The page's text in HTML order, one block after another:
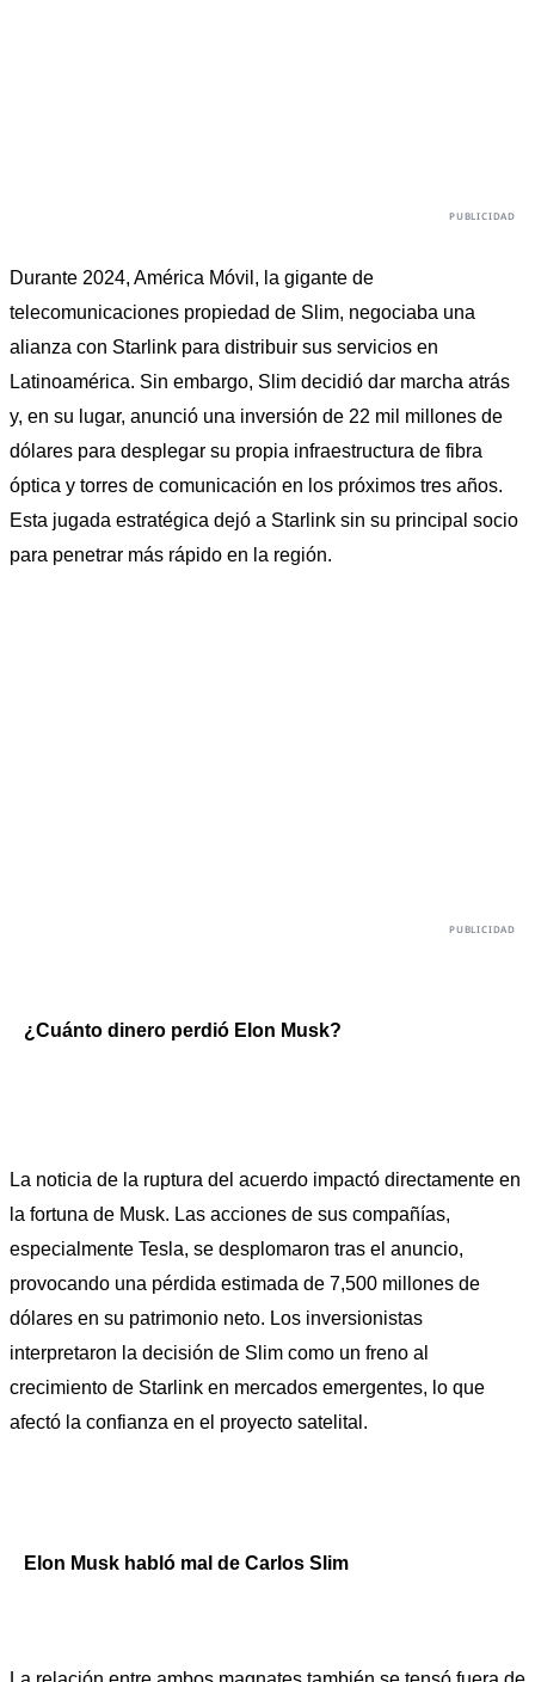
Durante 2024, América Móvil, la gigante de
telecomunicaciones propiedad de Slim, negociaba una
alianza con Starlink para distribuir sus servicios en
Latinoamérica. Sin embargo, Slim decidió dar marcha atrás
y, en su lugar, anunció una inversión de 22 mil millones de
dólares para desplegar su propia infraestructura de fibra
óptica y torres de comunicación en los próximos tres años.
Esta jugada estratégica dejó a Starlink sin su principal socio
para penetrar más rápido en la región.
¿Cuánto dinero perdió Elon Musk?
La noticia de la ruptura del acuerdo impactó directamente en
la fortuna de Musk. Las acciones de sus compañías,
especialmente Tesla, se desplomaron tras el anuncio,
provocando una pérdida estimada de 7,500 millones de
dólares en su patrimonio neto. Los inversionistas
interpretaron la decisión de Slim como un freno al
crecimiento de Starlink en mercados emergentes, lo que
afectó la confianza en el proyecto satelital.
Elon Musk habló mal de Carlos Slim